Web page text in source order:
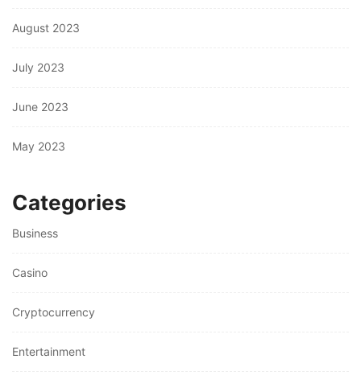
August 2023
July 2023
June 2023
May 2023
Categories
Business
Casino
Cryptocurrency
Entertainment